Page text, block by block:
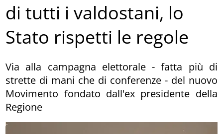
di tutti i valdostani, lo
Stato rispetti le regole
Via alla campagna elettorale - fatta più di
strette di mani che di conferenze - del nuovo
Movimento fondato dall'ex presidente della
Regione